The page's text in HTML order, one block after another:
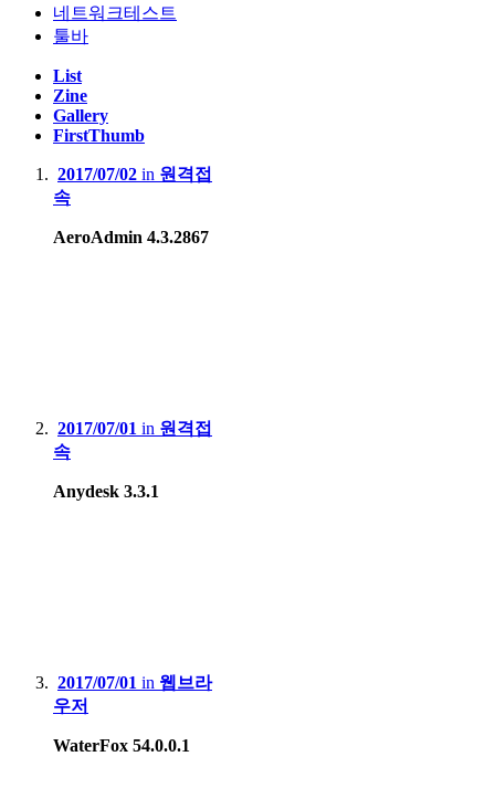
네트워크테스트
툴바
List
Zine
Gallery
FirstThumb
2017/07/02 in 원격접
속
AeroAdmin 4.3.2867
2017/07/01 in 원격접
속
Anydesk 3.3.1
2017/07/01 in 웹브라
우저
WaterFox 54.0.0.1